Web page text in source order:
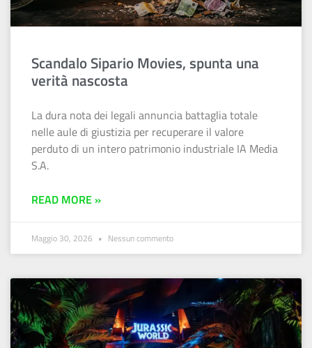
Scandalo Sipario Movies, spunta una
verità nascosta
La dura nota dei legali annuncia battaglia totale
nelle aule di giustizia per recuperare il valore
perduto di un intero patrimonio industriale IA Media
S.A.
READ MORE »
Maggio 30, 2026 Nessun commento